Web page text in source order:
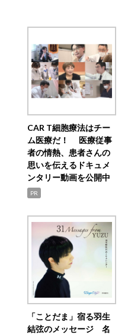
CAR T細胞療法はチー
ム医療だ！ 医療従事
者の情熱、患者さんの
思いを伝えるドキュメ
ンタリー動画を公開中
PR
「ことだま」宿る羽生
結弦のメッセージ 名